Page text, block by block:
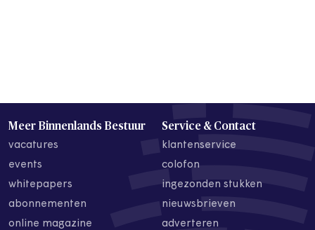
Meer Binnenlands Bestuur
vacatures
events
whitepapers
abonnementen
online magazine
Service & Contact
klantenservice
colofon
ingezonden stukken
nieuwsbrieven
adverteren